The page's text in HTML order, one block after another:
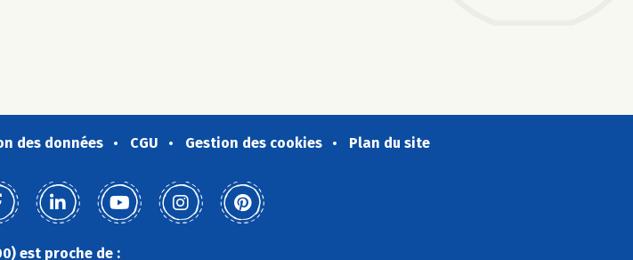
des données CGU Gestion des cookies Plan du site
est proche de :